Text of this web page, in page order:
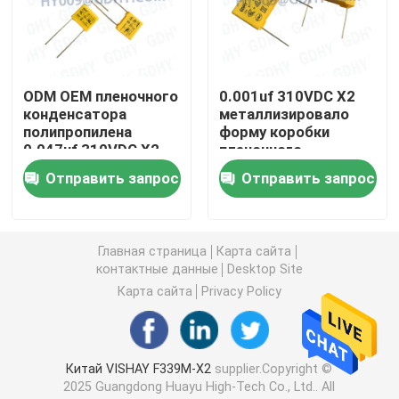
Осевой аудио пленочный конденсатор
Пленочный конденсатор полипропилена КББ
Пленочный конденсатор силы
Конденсатор охлаженный водой
Конденсатор подогревателя индукции
Конденсатор снеббера IGBT
ODM OEM пленочного
конденсатора
полипропилена
0.047uf 310VDC X2
Отправить запрос
0.001uf 310VDC X2
металлизировало
форму коробки
пленочного
конденсатора
полиэстера
Отправить запрос
Главная страница
Карта сайта
контактные данные
Desktop Site
Карта сайта
Privacy Policy
Китай VISHAY F339M-X2 supplier.Copyright ©
2025 Guangdong Huayu High-Tech Co., Ltd.. All